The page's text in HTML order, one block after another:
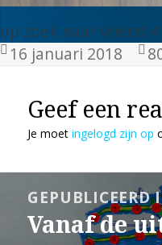
op zoek naar vriend 4
Geplaatst
16 januari 2018
Geef een
Je moetingelogd zijn op
navigatieGEPUBLICEERD
Vanaf de